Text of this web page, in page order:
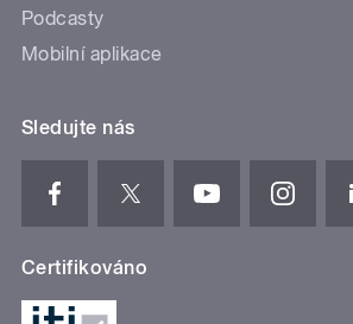
Podcasty
Mobilní aplikace
Sledujte nás
Certifikováno